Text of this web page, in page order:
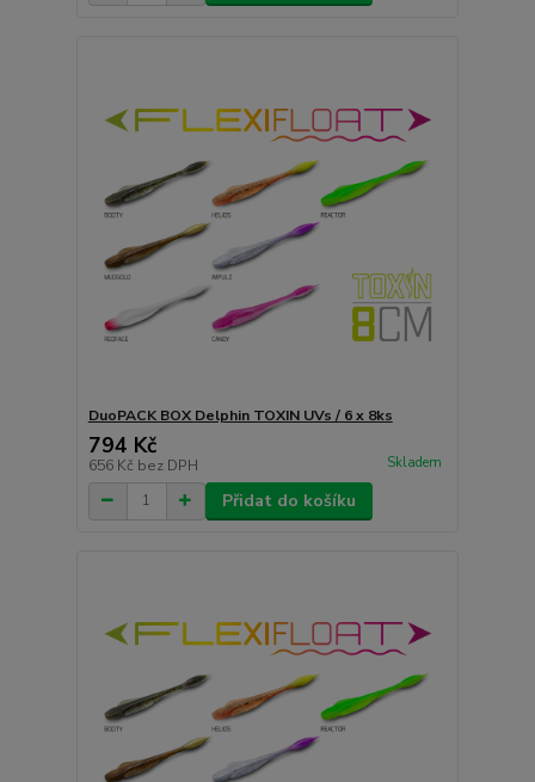
DuoPACK BOX Delphin TOXIN UVs / 6 x 8ks
794 Kč
656 Kč bez DPH Skladem
Přidat do košíku